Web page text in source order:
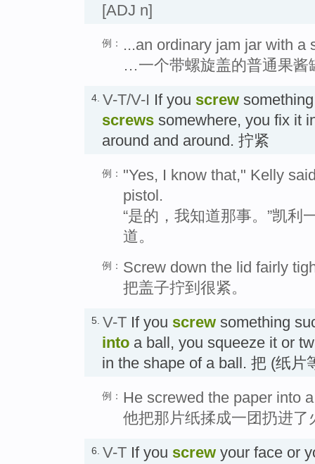
[ADJ n]
例：
...an ordinary jam jar with a
…一个带螺旋盖的普通果酱
4. V-T/V-I If you screw
screws somewhere, you fix it
around and around. 拧紧
例： "Yes, I know that," Kelly
pistol.
“是的，我知道那事。”凯利
道。
例： Screw down the lid fairly
把盖子拧到很紧。
5. V-T If you screw something
into a ball, you squeeze it or
in the shape of a ball. 把 (纸片
例： He screwed the paper into
他把那片纸揉成一团扔进了
6. V-T If you screw your face or